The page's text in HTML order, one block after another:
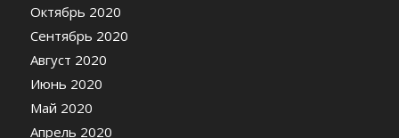
Октябрь 2020
Сентябрь 2020
Август 2020
Июнь 2020
Май 2020
Апрель 2020